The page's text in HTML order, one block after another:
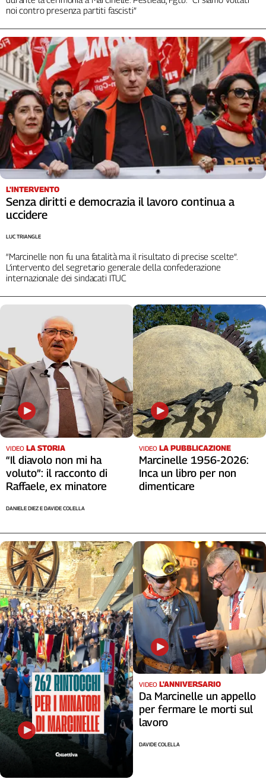
Liguria
Piemonte
Puglia
Sardegna
Sicilia
Toscana
Trentino
Umbria
Valle
D'Aosta
Veneto
Archivio
Storico
2014
Cerca
Contatti
redazione
Newsletter
Social
noi contro presenza partiti fascisti”
L'INTERVENTO
Senza diritti e democrazia il lavoro continua a
uccidere
“Marcinelle non fu una fatalità ma il risultato di precise scelte”.
L’intervento del segretario generale della confederazione
internazionale dei sindacati ITUC
LUC TRIANGLE
VIDEO LA STORIA
“Il diavolo non mi ha
voluto”: il racconto di
Raffaele, ex minatore
DANIELE DIEZ E DAVIDE COLELLA
VIDEO LA PUBBLICAZIONE
Marcinelle 1956-2026:
Inca un libro per non
dimenticare
VIDEO L'ANNIVERSARIO
Da Marcinelle un appello
per fermare le morti sul
lavoro
DAVIDE COLELLA